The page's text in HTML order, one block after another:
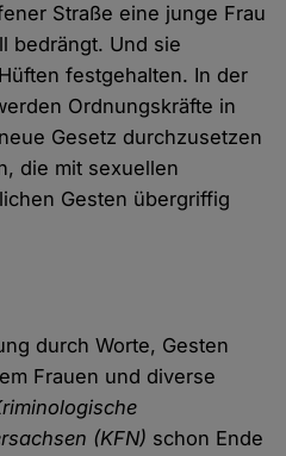
Straße eine junge Frau
bedrängt. Und sie
festgehalten. In der
Ordnungskräfte in
Gesetz durchzusetzen
die mit sexuellen
Gesten übergriffig
durch Worte, Gesten
Frauen und diverse
(KFN) schon Ende